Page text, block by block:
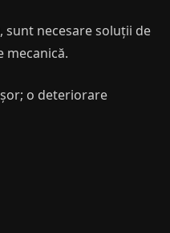
necesare soluții de
mecanică.
o deteriorare